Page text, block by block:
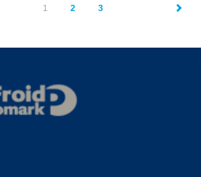
1 (current)
2 3